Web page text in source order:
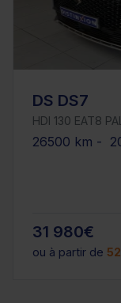
DS DS7
HDI 130 EAT8
26500 km -
31 980€
ou à partir de